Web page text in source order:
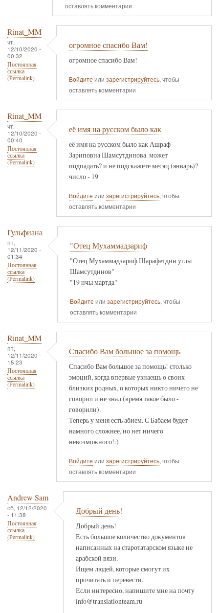
оставлять комментарии
Rinat_MM
чт,
12/10/2020 -
00:32
Постоянная
ссылка
(Permalink)
огромное спасибо Вам!
огромное спасибо Вам!
Войдите или зарегистрируйтесь, чтобы
оставлять комментарии
Rinat_MM
чт,
12/10/2020 -
00:40
Постоянная
ссылка
(Permalink)
её имя на русском было как
её имя на русском было как Ашраф
Зариповна Шамсутдинова. может
подпадать? и не подскажете месяц (январь)?
число - 19
Войдите или зарегистрируйтесь, чтобы
оставлять комментарии
Гульфиана
пт,
12/11/2020 -
01:34
Постоянная
ссылка
(Permalink)
"Отец Мухаммадзариф
"Отец Мухаммадзариф Шарафетдин углы
Шамсутдинов"
"19 нчы мартда"
Войдите или зарегистрируйтесь, чтобы
оставлять комментарии
Rinat_MM
пт,
12/11/2020 -
15:23
Постоянная
ссылка
(Permalink)
Спасибо Вам большое за помощь
Спасибо Вам большое за помощь! столько
эмоций, когда впервые узнаешь о своих
близких родных, о которых никто ничего не
говорил и не знал (время такое было -
говорили).
Теперь у меня есть абием. С Бабаем будет
намного сложнее, но нет ничего
невозможного!:)
Войдите или зарегистрируйтесь, чтобы
оставлять комментарии
Andrew Sam
сб, 12/12/2020
- 11:38
Постоянная
ссылка
(Permalink)
Добрый день!
Добрый день!
Есть большое количество документов
написанных на старотатарском языке не
арабской вязи.
Ищем людей, которые смогут их
прочитать и перевести.
Если интересно, напишите мне на почту
info@translationteam.ru